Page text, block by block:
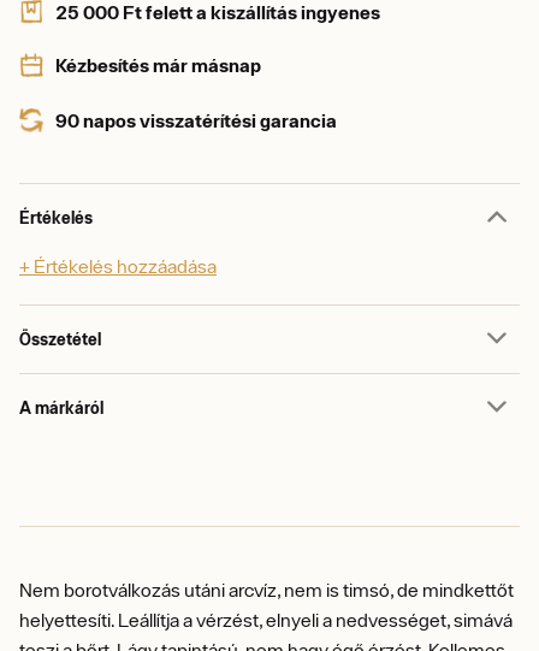
25 000 Ft felett a kiszállítás ingyenes
Kézbesítés már másnap
90 napos visszatérítési garancia
Értékelés
+ Értékelés hozzáadása
Összetétel
A márkáról
Nem borotválkozás utáni arcvíz, nem is timsó, de mindkettőt
helyettesíti. L eállítja a vérzést, elnyeli a nedvességet, simává